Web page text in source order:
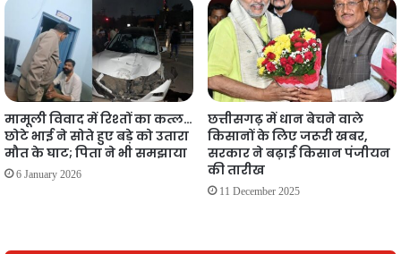
मामूली विवाद में रिश्तों का कत्ल…
छोटे भाई ने सोते हुए बड़े को उतारा
मौत के घाट; पिता ने भी समझाया
6 January 2026
छत्तीसगढ़ में धान बेचने वाले
किसानों के लिए जरूरी खबर,
सरकार ने बढ़ाई किसान पंजीयन
की तारीख
11 December 2025